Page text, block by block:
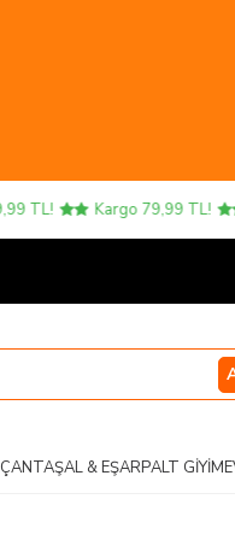
Kargo 79,99 TL!
ŞAL & EŞARPALT GIYIM